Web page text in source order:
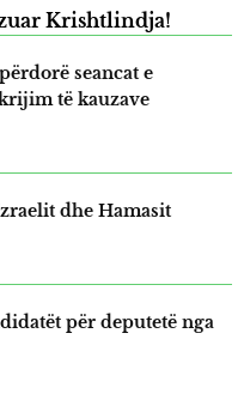
Krishtlindja!
seancat e
të kauzave
dhe Hamasit
për deputetë nga